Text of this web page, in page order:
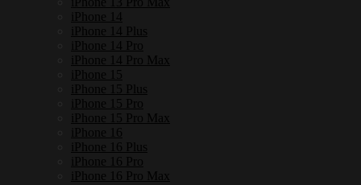
iPhone 14
iPhone 14 Plus
iPhone 14 Pro
iPhone 14 Pro Max
iPhone 15
iPhone 15 Plus
iPhone 15 Pro
iPhone 15 Pro Max
iPhone 16
iPhone 16 Plus
iPhone 16 Pro
iPhone 16 Pro Max